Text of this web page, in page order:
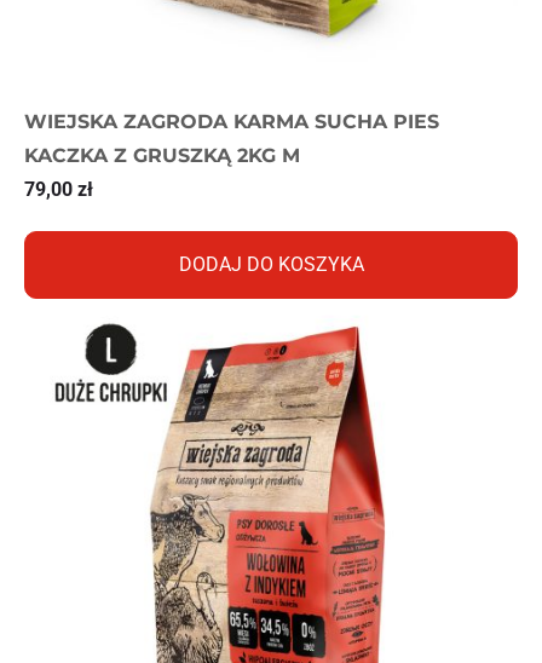
WIEJSKA ZAGRODA KARMA SUCHA PIES
KACZKA Z GRUSZKĄ 2KG M
79,00 zł
DODAJ DO KOSZYKA